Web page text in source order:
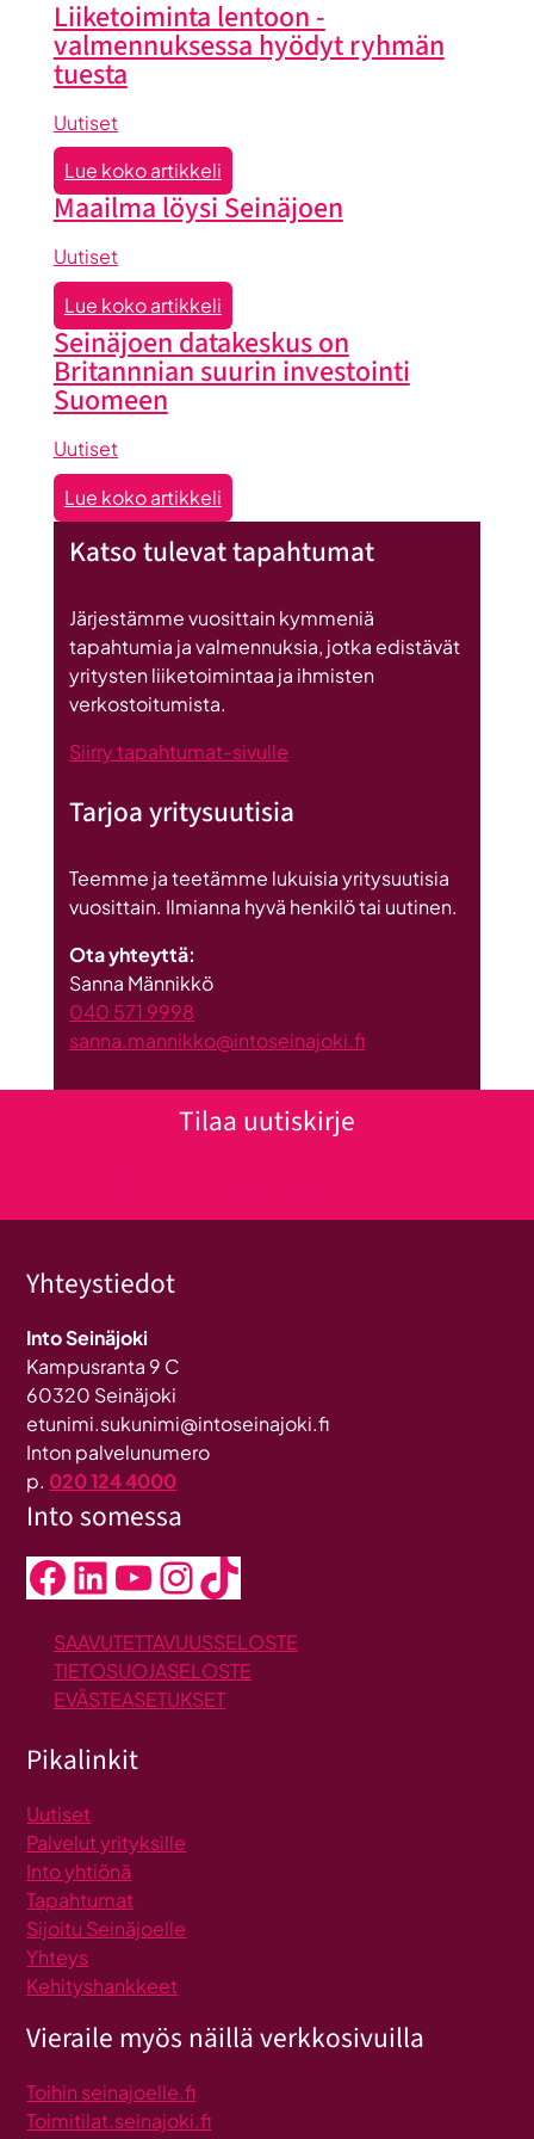
Liiketoiminta lentoon -
valmennuksessa hyödyt ryhmän
tuesta
Uutiset
Lue koko artikkeli:
Liiketoiminta
lentoon
valmennuksessa
hyödyt
ryhmän
tuesta
Maailma löysi Seinäjoen
Uutiset
Lue koko artikkeli:
Maailma
löysi
Seinäjoen
Seinäjoen datakeskus on
Britannnian suurin investointi
Suomeen
Uutiset
Lue koko artikkeli:
Seinäjoen
datakeskus
Britannnian
suurin
investointi
Katso tulevat tapahtumat
Järjestämme vuosittain kymmeniä
tapahtumia ja valmennuksia, jotka edistävät
yritysten liiketoimintaa ja ihmisten
verkostoitumista.
Siirry tapahtumat-sivulle
Tarjoa yritysuutisia
Teemme ja teetämme lukuisia yritysuutisia
vuosittain. Ilmianna hyvä henkilö tai uutinen.
Ota yhteyttä:
Sanna Männikkö
040 571 9998
sanna.mannikko@intoseinajoki.fi
Tilaa uutiskirje
Yhteystiedot
Into Seinäjoki
Kampusranta 9 C
60320 Seinäjoki
etunimi.sukunimi@intoseinajoki.fi
Inton palvelunumero
p. 020 124 4000
Into somessa
Facebook LinkedIn YouTube InstagramTikTok
SAAVUTETTAVUUSSELOSTE
TIETOSUOJASELOSTE
EVÄSTEASETUKSET
Pikalinkit
Uutiset
Palvelut yrityksille
Into yhtiönä
Tapahtumat
Sijoitu Seinäjoelle
Yhteys
Kehityshankkeet
Vieraile myös näillä verkkosivuilla
Toihin seinajoelle.fi
Toimitilat.seinajoki.fi